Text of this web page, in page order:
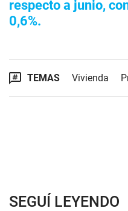
respecto a junio,
0,6%.
TEMAS Vivienda
SEGUÍ LEYENDO